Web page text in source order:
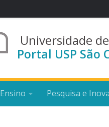
Universidade
Portal USP São
Ensino Pesquisa e